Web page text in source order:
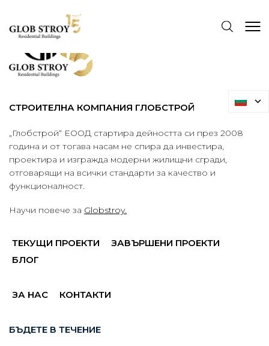
СТРОИТЕЛНА КОМПАНИЯ ГЛОБСТРОЙ
„Глобстрой“ ЕООД стартира дейността си през 2008
година и от тогава насам не спира да инвестира,
проектира и изгражда модерни жилищни сгради,
отговарящи на всички стандарти за качество и
функционалност.
Научи повече за Globstroy.
ТЕКУЩИ ПРОЕКТИ
ЗАВЪРШЕНИ ПРОЕКТИ
БЛОГ
ЗА НАС КОНТАКТИ
БЪДЕТЕ В ТЕЧЕНИЕ